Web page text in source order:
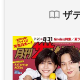
ザ